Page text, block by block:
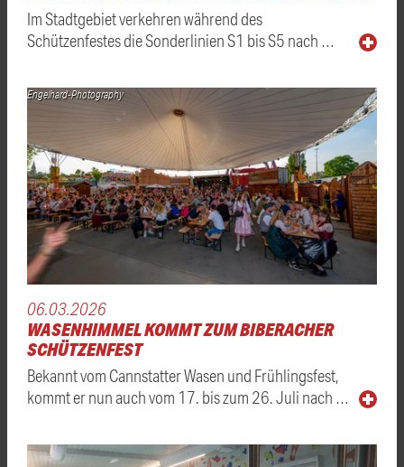
Im Stadtgebiet verkehren während des
Schützenfestes die Sonderlinien S1 bis S5 nach …
Engelhard-Photography
06.03.2026
WASENHIMMEL KOMMT ZUM BIBERACHER
SCHÜTZENFEST
Bekannt vom Cannstatter Wasen und Frühlingsfest,
kommt er nun auch vom 17. bis zum 26. Juli nach …